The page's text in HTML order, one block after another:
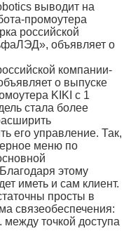
выводит на
промоутера
российской
объявляет о
компании-
о выпуске
KIKI с 1
стала более
его управление. Так,
меню по
этому
иметь и сам клиент.
просты в
связеобеспечения:
точкой доступа